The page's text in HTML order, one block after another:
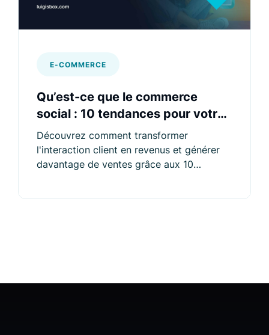
E-COMMERCE
Qu’est-ce que le commerce
social : 10 tendances pour votre
entreprise
Découvrez comment transformer
l'interaction client en revenus et générer
davantage de ventes grâce aux 10